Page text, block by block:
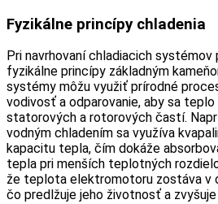
Fyzikálne princípy chladenia
Pri navrhovaní chladiacich
fyzikálne princípy základným
systémy môžu využiť prírodné
vodivosť a odparovanie, aby sa
statorových a rotorových častí.
vodným chladením sa využíva
kapacitu tepla, čím dokáže
tepla pri menších teplotných
že teplota elektromotoru zostáva v
čo predlžuje jeho životnosť a